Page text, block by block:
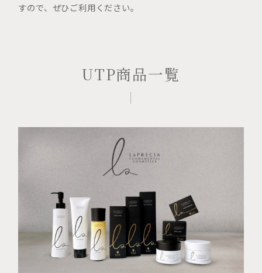
すので、ぜひご利用ください。
UTP商品一覧